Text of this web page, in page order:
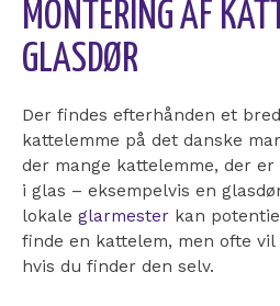
MONTERING AF
GLASDØR
Der findes efterhånden et
kattelemme på det danske
der mange kattelemme, der
i glas – eksempelvis en
lokale glarmester kan
finde en kattelem, men ofte
hvis du finder den selv.